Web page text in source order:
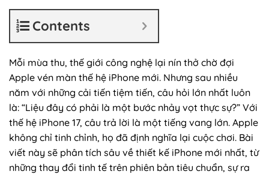
Contents
Mỗi mùa thu, thế giới công nghệ lại nín thở chờ đợi
Apple vén màn thế hệ iPhone mới. Nhưng sau nhiều
năm với những cải tiến tiệm tiến, câu hỏi lớn nhất luôn
là: “Liệu đây có phải là một bước nhảy vọt thực sự?” Với
thế hệ iPhone 17, câu trả lời là một tiếng vang lớn. Apple
không chỉ tinh chỉnh, họ đã định nghĩa lại cuộc chơi. Bài
viết này sẽ phân tích sâu về thiết kế iPhone mới nhất, từ
những thay đổi tinh tế trên phiên bản tiêu chuẩn, sự ra